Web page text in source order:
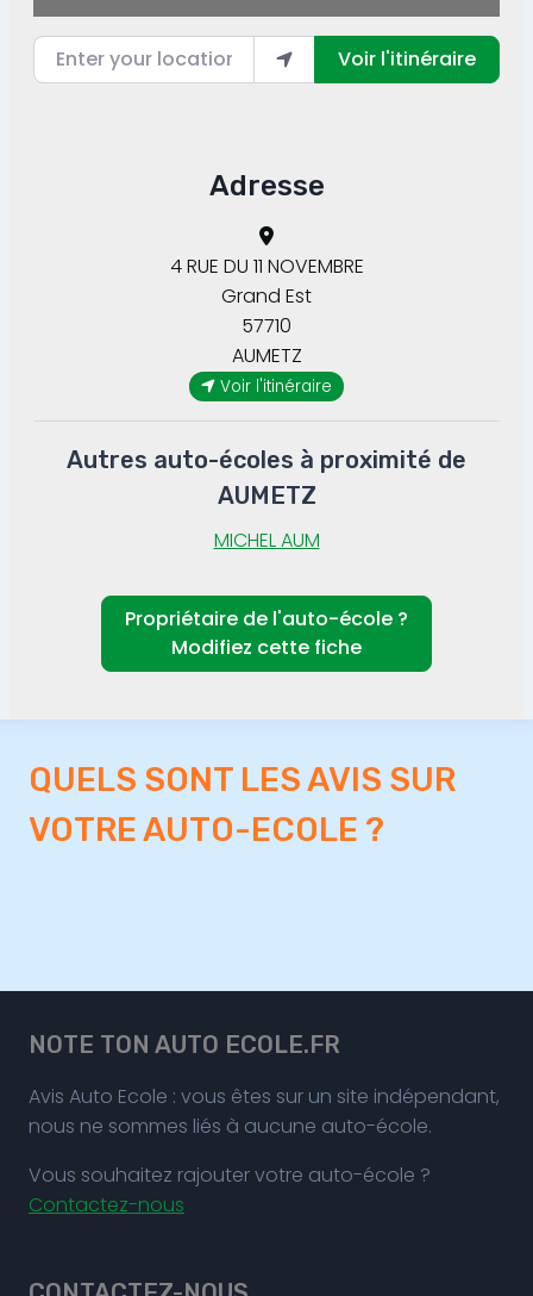
Enter your location
Voir l'itinéraire
Adresse
4 RUE DU 11 NOVEMBRE
AUMETZ
Grand Est
57710
Voir l'itinéraire
Autres auto-écoles à proximité de
AUMETZ
MICHEL AUM
Propriétaire de l'auto-école ?
Modifiez cette fiche
QUELS SONT LES AVIS SUR
VOTRE AUTO-ECOLE ?
NOTE TON AUTO ECOLE.FR
Avis Auto Ecole : vous êtes sur un site indépendant,
nous ne sommes liés à aucune auto-école.
Vous souhaitez rajouter votre auto-école ?
Contactez-nous